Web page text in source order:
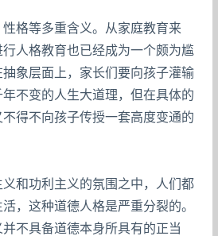
格等多重含义。从家庭教育来
人格教育也已经成为一个颇为尴
象层面上，家长们要向孩子灌输
不变的人生大道理，但在具体的
得不向孩子传授一套高度变通的
和功利主义的氛围之中，人们都
，这种道德人格是严重分裂的。
不具备道德本身所具有的正当